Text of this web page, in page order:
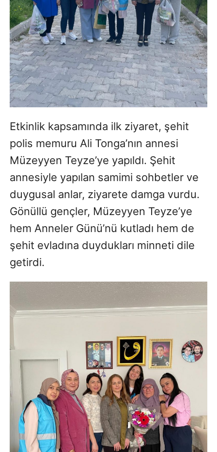
Etkinlik kapsamında ilk ziyaret, şehit
polis memuru Ali Tonga’nın annesi
Müzeyyen Teyze’ye yapıldı. Şehit
annesiyle yapılan samimi sohbetler ve
duygusal anlar, ziyarete damga vurdu.
Gönüllü gençler, Müzeyyen Teyze’ye
hem Anneler Günü’nü kutladı hem de
şehit evladına duydukları minneti dile
getirdi.